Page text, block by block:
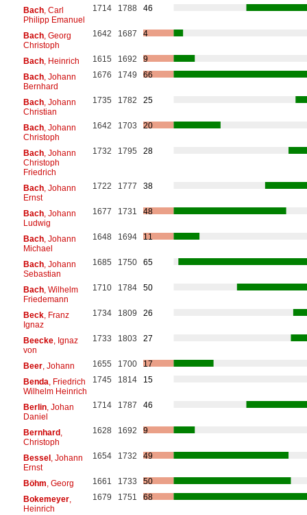
Bach, Carl
Philipp Emanuel
1714 1788 46
Bach, Georg
Christoph
1642 1687 4
Bach, Heinrich 1615 1692
9
Bach, Johann
Bernhard
1676 1749 66
Bach, Johann
Christian
1735 1782 25
Bach, Johann
Christoph
1642 1703 20
Bach, Johann
Christoph
Friedrich
1732 1795 28
Bach, Johann
Ernst
1722 1777 38
Bach, Johann
Ludwig
1677 1731 48
Bach, Johann
Michael
1648 1694 11
Bach, Johann
Sebastian
1685 1750 65
Bach, Wilhelm
Friedemann
1710 1784 50
Beck, Franz
Ignaz
1734 1809 26
Beecke, Ignaz
von
1733 1803 27
Beer, Johann 1655 1700
17
Benda , Friedrich
Wilhelm Heinrich
1745 1814 15
Berlin, Johan
Daniel
1714 1787 46
Bernhard,
Christoph
1628 1692 9
Bessel, Johann
Ernst
1654 1732 49
Böhm , Georg 1661 1733
50
Bokemeyer,
Heinrich
1679 1751 68